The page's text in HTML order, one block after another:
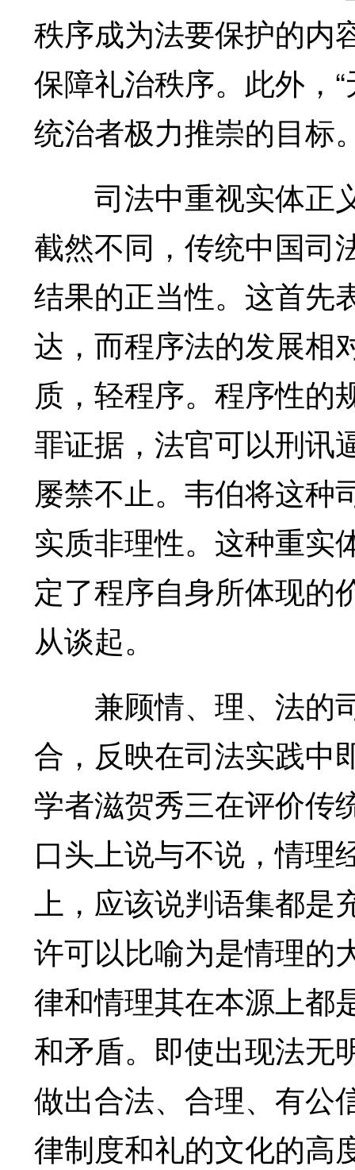
秩序成为法要保护的内
保障礼治秩序。此外，
统治者极力推崇的目标
司法中重视实体正
截然不同，传统中国司
结果的正当性。这首先
达，而程序法的发展相
质，轻程序。程序性的
罪证据，法官可以刑讯
屡禁不止。韦伯将这种
实质非理性。这种重实
定了程序自身所体现的
从谈起。
兼顾情、理、法的
合，反映在司法实践中
学者滋贺秀三在评价传
口头上说与不说，情理
上，应该说判语集都是
许可以比喻为是情理的
律和情理其在本源上都
和矛盾。即使出现法无
做出合法、合理、有公
律制度和礼的文化的高